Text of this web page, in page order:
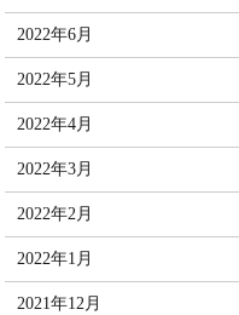
2022年6月
2022年5月
2022年4月
2022年3月
2022年2月
2022年1月
2021年12月